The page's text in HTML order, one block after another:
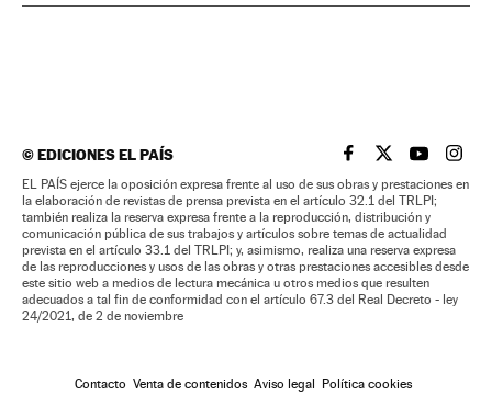
©EDICIONES EL PAÍS EL PAÍS BRASIL EN
EL PAÍSEL PAÍS
EL
EL PAÍS ejerce la oposición expresa frente al uso de sus obras y prestaciones en
la elaboración de revistas de prensa prevista en el artículo 32.1 del TRLPI;
también realiza la reserva expresa frente a la reproducción, distribución y
comunicación pública de sus trabajos y artículos sobre temas de actualidad
prevista en el artículo 33.1 del TRLPI; y, asimismo, realiza una reserva expresa
de las reproducciones y usos de las obras y otras prestaciones accesibles desde
este sitio web a medios de lectura mecánica u otros medios que resulten
adecuados a tal fin de conformidad con el artículo 67.3 del Real Decreto - ley
24/2021, de 2 de noviembre
Contacto Venta de contenidos Aviso legal Política cookies